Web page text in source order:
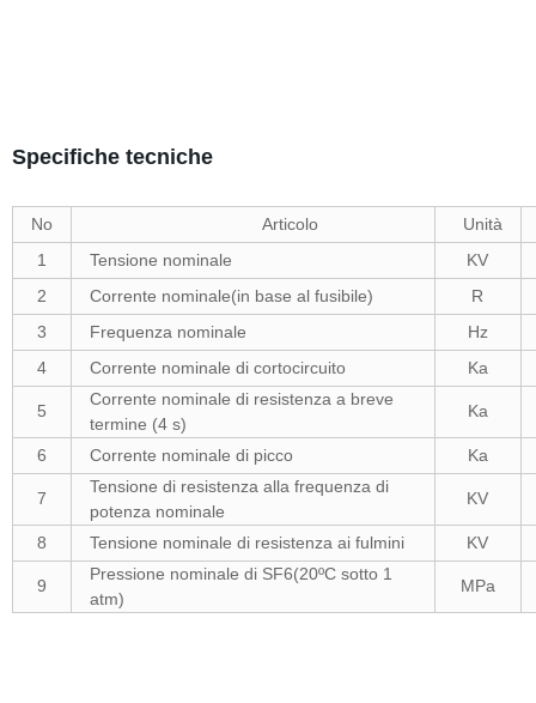
Specifiche tecniche
No Articolo
Unità
1
Tensione nominale
KV
2
Corrente nominale(in base al fusibile)
R
3
Frequenza nominale
Hz
4
Corrente nominale di cortocircuito Ka
5
Corrente nominale di resistenza a breve
termine (4 s)
Ka
6 Corrente nominale di picco Ka
7
Tensione di resistenza alla frequenza di
potenza nominale
KV
8 Tensione nominale di resistenza ai fulmini KV
9
Pressione nominale di SF6(20ºC sotto 1
atm)
MPa